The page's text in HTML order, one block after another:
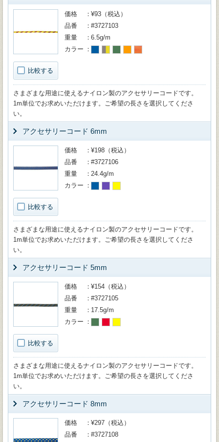
比較する
価格
¥93（税込）
品番
#3727103
重量
6.5g/m
カラー
さまざまな用途に使えるナイロン製のアクセサリーコードです。
1m単位でお求めいただけます。ご希望の長さを選択してくださ
い。
アクセサリーコード 6mm
比較する
価格
¥198（税込）
品番
#3727106
重量
24.4g/m
カラー
さまざまな用途に使えるナイロン製のアクセサリーコードです。
1m単位でお求めいただけます。ご希望の長さを選択してくださ
い。
アクセサリーコード 5mm
比較する
価格
¥154（税込）
品番
#3727105
重量
17.5g/m
カラー
さまざまな用途に使えるナイロン製のアクセサリーコードです。
1m単位でお求めいただけます。ご希望の長さを選択してくださ
い。
アクセサリーコード 8mm
価格
¥297（税込）
品番
#3727108